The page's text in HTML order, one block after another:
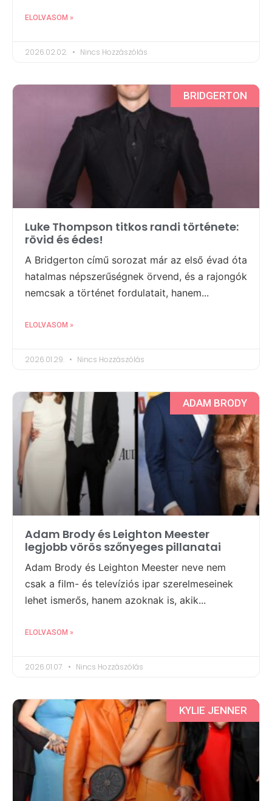
ELOLVASOM »
2026.02.02. Nincs Hozzászólás
BRIDGERTON
Luke Thompson titkos randi története:
rövid és édes!
A Bridgerton című sorozat már az első évad óta
hatalmas népszerűségnek örvend, és a rajongók
nemcsak a történet fordulatait, hanem...
ELOLVASOM »
2026.01.29. Nincs Hozzászólás
ADAM BRODY
Adam Brody és Leighton Meester
legjobb vörös szőnyeges pillanatai
Adam Brody és Leighton Meester neve nem
csak a film- és televíziós ipar szerelmeseinek
lehet ismerős, hanem azoknak is, akik...
ELOLVASOM »
2026.01.07. Nincs Hozzászólás
KYLIE JENNER